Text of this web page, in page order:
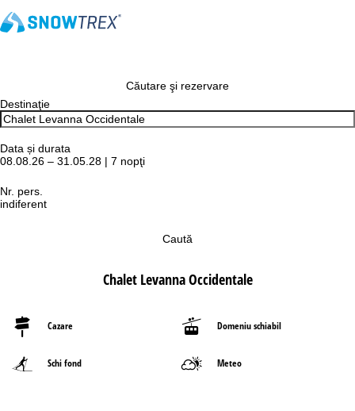
Căutare şi rezervare
Destinaţie
Data și durata
08.08.26 – 31.05.28 | 7 nopţi
Nr. pers.
indiferent
Caută
Chalet Levanna Occidentale
Cazare Domeniu schiabil
Schi fond Meteo